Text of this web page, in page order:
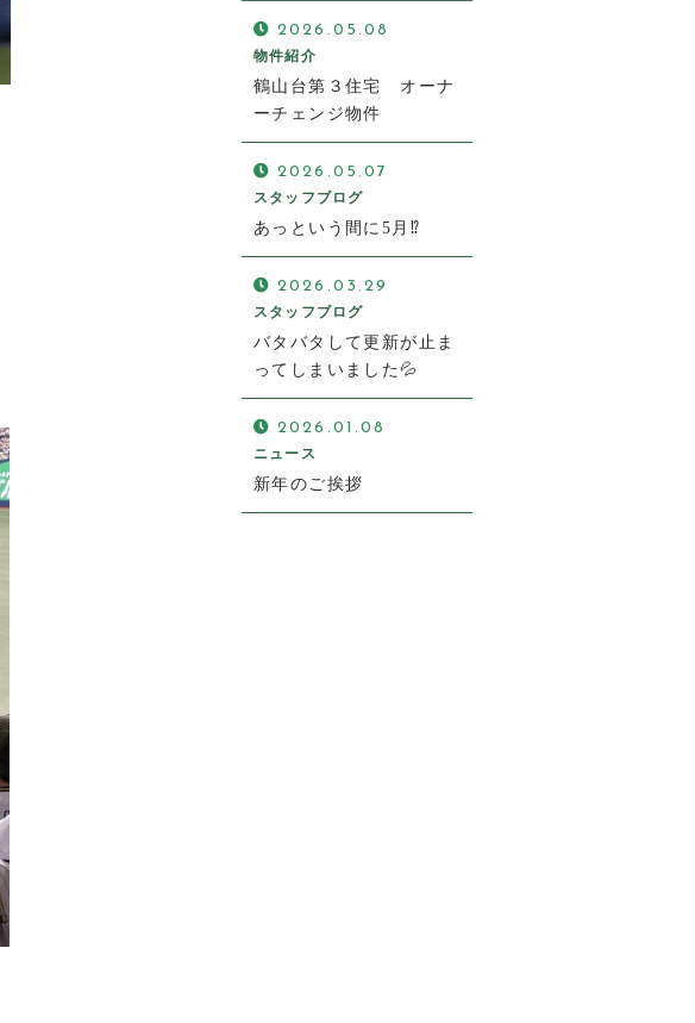
2026.05.08
物件紹介
鶴山台第３住宅 オーナ
ーチェンジ物件
2026.05.07
スタッフブログ
あっという間に5月⁉
2026.03.29
スタッフブログ
バタバタして更新が止ま
ってしまいました💦
2026.01.08
ニュース
新年のご挨拶